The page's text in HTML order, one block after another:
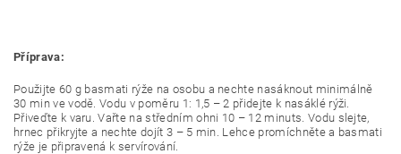
Příprava:
Použijte 60 g basmati rýže na osobu a nechte nasáknout minimálně
30 min ve vodě. Vodu v poměru 1: 1,5 – 2 přidejte k nasáklé rýži.
Přiveďte k varu. Vařte na středním ohni 10 – 12 minuts. Vodu slejte,
hrnec přikryjte a nechte dojít 3 – 5 min. Lehce promíchněte a basmati
rýže je připravená k servírování.